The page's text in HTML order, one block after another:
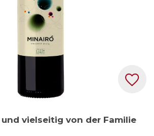
vielseitig von der Familie